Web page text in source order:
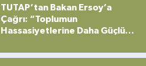
TUTAP’tan Bakan Ersoy’a
Çağrı: “Toplumun
Hassasiyetlerine Daha Güçlü